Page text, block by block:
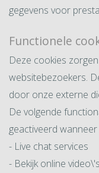
gegevens voor
Functionele
Deze cookies
websitebezoekers.
door onze externe
De volgende
geactiveerd
- Live chat services
- Bekijk online video\'s